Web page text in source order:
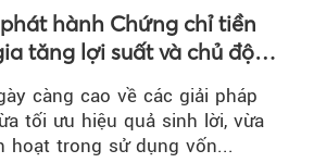
hành Chứng chỉ tiền
tăng lợi suất và chủ động
càng cao về các giải pháp
tối ưu hiệu quả sinh lời, vừa
hoạt trong sử dụng vốn...